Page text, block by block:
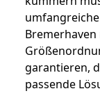
garantieren,
passende